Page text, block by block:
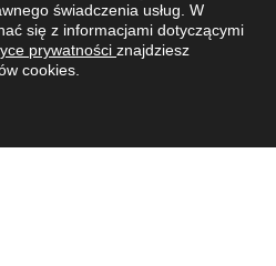
NEWSLETTERA
świadczenia usług. W
się z informacjami dotyczącymi
prywatności znajdziesz
cookies.